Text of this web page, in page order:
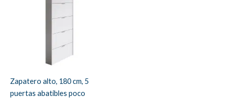
Zapatero alto, 180 cm, 5
puertas abatibles poco